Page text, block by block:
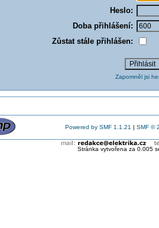
Heslo:
Doba přihlášení:
Zůstat stále přihlášen:
Zapomněl jsi
Powered by SMF 1.1.21 | SMF ©
Stránka vytvořena za 0.005